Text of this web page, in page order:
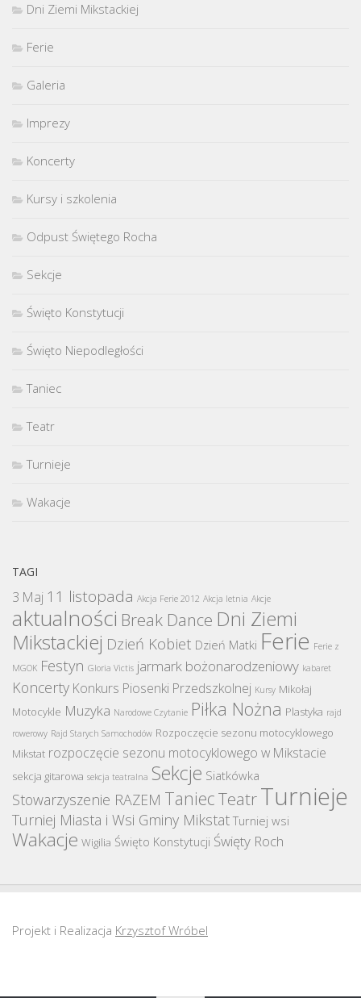
Dni Ziemi Mikstackiej
Ferie
Galeria
Imprezy
Koncerty
Kursy i szkolenia
Odpust Świętego Rocha
Sekcje
Święto Konstytucji
Święto Niepodległości
Taniec
Teatr
Turnieje
Wakacje
TAGI
3 Maj 11 listopada Akcja Ferie 2012 Akcja letnia Akcje
aktualności Break Dance Dni Ziemi
Mikstackiej Dzień Kobiet Dzień Matki Ferie Ferie z
MGOK Festyn Gloria Victis jarmark bożonarodzeniowy kabaret
Koncerty Konkurs Piosenki Przedszkolnej Kursy Mikołaj
Motocykle Muzyka Narodowe Czytanie Piłka Nożna Plastyka rajd
rowerowy Rajd Starych Samochodów Rozpoczęcie sezonu motocyklowego
Mikstat rozpoczęcie sezonu motocyklowego w Mikstacie
sekcja gitarowa sekcja teatralna Sekcje Siatkówka
Stowarzyszenie RAZEM TaniecTeatrTurnieje
Turniej Miasta i Wsi Gminy Mikstat Turniej wsi
Wakacje Wigilia Święto Konstytucji Święty Roch
Projekt i Realizacja Krzysztof Wróbel